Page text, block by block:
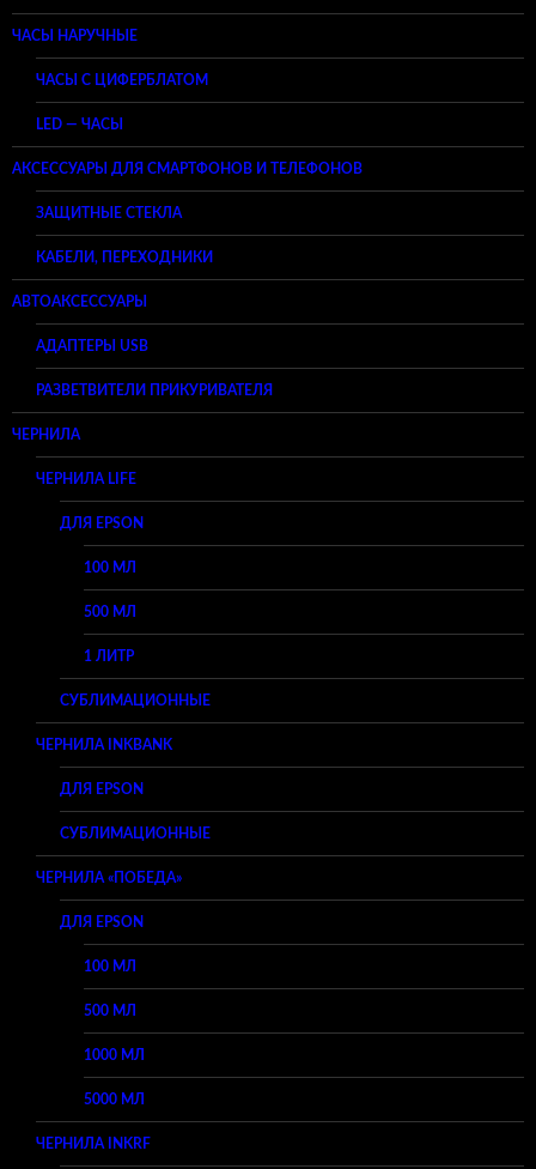
ЧАСЫ НАРУЧНЫЕ
ЧАСЫ С ЦИФЕРБЛАТОМ
LED — ЧАСЫ
АКСЕССУАРЫ ДЛЯ СМАРТФОНОВ И ТЕЛЕФОНОВ
ЗАЩИТНЫЕ СТЕКЛА
КАБЕЛИ, ПЕРЕХОДНИКИ
АВТОАКСЕССУАРЫ
АДАПТЕРЫ USB
РАЗВЕТВИТЕЛИ ПРИКУРИВАТЕЛЯ
ЧЕРНИЛА
ЧЕРНИЛА LIFE
ДЛЯ EPSON
100 МЛ
500 МЛ
1 ЛИТР
СУБЛИМАЦИОННЫЕ
ЧЕРНИЛА INKBANK
ДЛЯ EPSON
СУБЛИМАЦИОННЫЕ
ЧЕРНИЛА «ПОБЕДА»
ДЛЯ EPSON
100 МЛ
500 МЛ
1000 МЛ
5000 МЛ
ЧЕРНИЛА INKRF